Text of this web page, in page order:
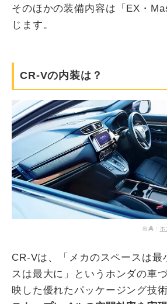
そのほかの装備内容は「EX・
じます。
CR-Vの内装は？
出典： ホ
CR-Vは、「メカのスペースは最
スは最大に」というホンダの車
映した優れたパッケージング技術